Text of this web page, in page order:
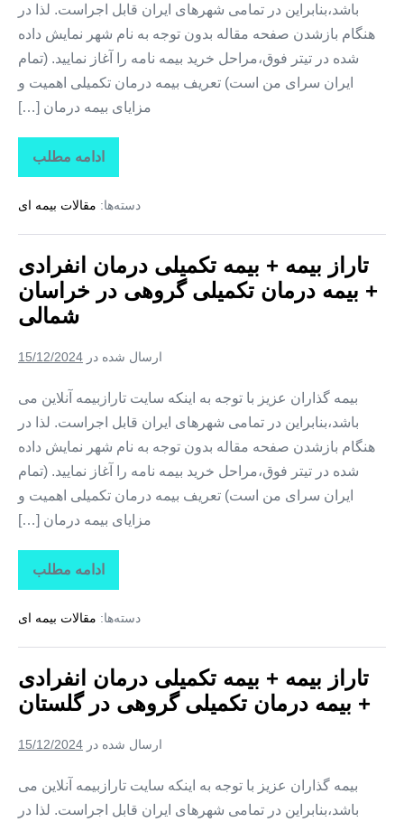
باشد،بنابراین در تمامی شهرهای ایران قابل اجراست. لذا در
هنگام بازشدن صفحه مقاله بدون توجه به نام شهر نمایش داده
شده در تیتر فوق،مراحل خرید بیمه نامه را آغاز نمایید. (تمام
ایران سرای من است) تعریف بیمه درمان تکمیلی اهمیت و
مزایای بیمه درمان […]
ادامه مطلب
تاراز
بیمه
بیمه
درمان
+
بیمه
درمان
تکمیلی
گروهی
خراسان
جنوبی
دسته‌ها: مقالات بیمه ای
تاراز بیمه + بیمه تکمیلی درمان انفرادی
+ بیمه درمان تکمیلی گروهی در خراسان
شمالی
ارسال شده در 15/12/2024
بیمه گذاران عزیز با توجه به اینکه سایت تارازبیمه آنلاین می
باشد،بنابراین در تمامی شهرهای ایران قابل اجراست. لذا در
هنگام بازشدن صفحه مقاله بدون توجه به نام شهر نمایش داده
شده در تیتر فوق،مراحل خرید بیمه نامه را آغاز نمایید. (تمام
ایران سرای من است) تعریف بیمه درمان تکمیلی اهمیت و
مزایای بیمه درمان […]
ادامه مطلب
تاراز
بیمه
بیمه
درمان
+
بیمه
درمان
در
شمالی
دسته‌ها: مقالات بیمه ای
تاراز بیمه + بیمه تکمیلی درمان انفرادی
+ بیمه درمان تکمیلی گروهی در گلستان
ارسال شده در 15/12/2024
بیمه گذاران عزیز با توجه به اینکه سایت تارازبیمه آنلاین می
باشد،بنابراین در تمامی شهرهای ایران قابل اجراست. لذا در